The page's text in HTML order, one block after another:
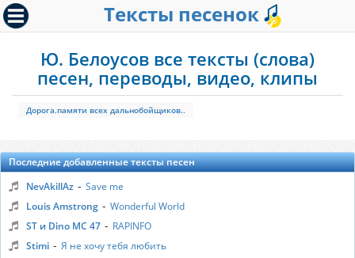
Тексты песенок
Ю. Белоусов все тексты (слова)
песен, переводы, видео, клипы
Дорога.памяти всех дальнобойщиков..
Последние добавленные тексты песен
NevAkillAz - Save me
Louis Amstrong - Wonderful World
ST и Dino MC 47 - RAPINFO
Stimi - Я не хочу тебя любить